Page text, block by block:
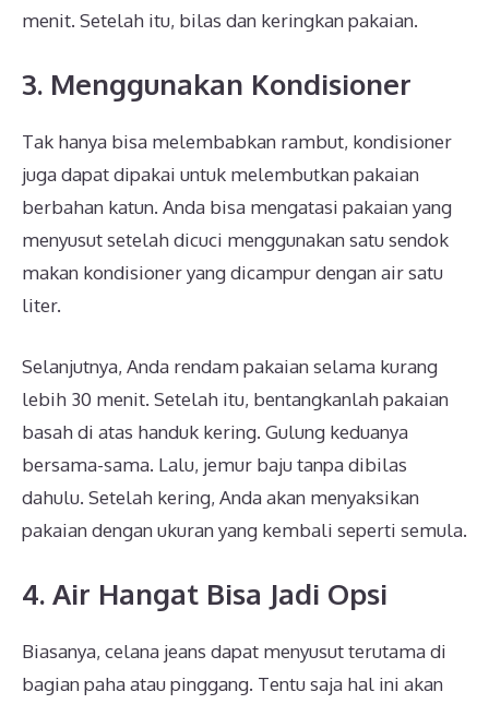
menit. Setelah itu, bilas dan keringkan pakaian.
3. Menggunakan Kondisioner
Tak hanya bisa melembabkan rambut, kondisioner
juga dapat dipakai untuk melembutkan pakaian
berbahan katun. Anda bisa mengatasi pakaian yang
menyusut setelah dicuci menggunakan satu sendok
makan kondisioner yang dicampur dengan air satu
liter.
Selanjutnya, Anda rendam pakaian selama kurang
lebih 30 menit. Setelah itu, bentangkanlah pakaian
basah di atas handuk kering. Gulung keduanya
bersama-sama. Lalu, jemur baju tanpa dibilas
dahulu. Setelah kering, Anda akan menyaksikan
pakaian dengan ukuran yang kembali seperti semula.
4. Air Hangat Bisa Jadi Opsi
Biasanya, celana jeans dapat menyusut terutama di
bagian paha atau pinggang. Tentu saja hal ini akan